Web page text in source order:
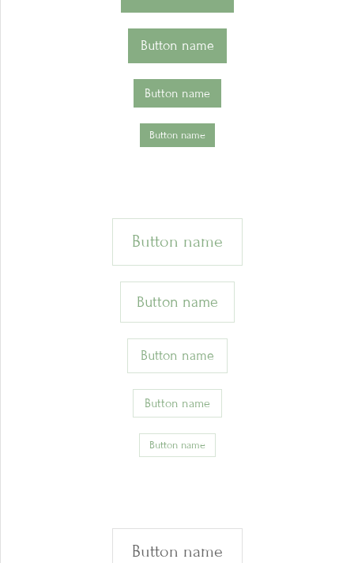
Button name
Button name
Button name
Button name
Button name
Button name
Button name
Button name
Button name